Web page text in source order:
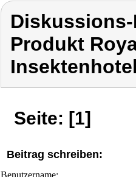
Produkt
Seite: [1]
Beitrag schreiben:
Benutzername: